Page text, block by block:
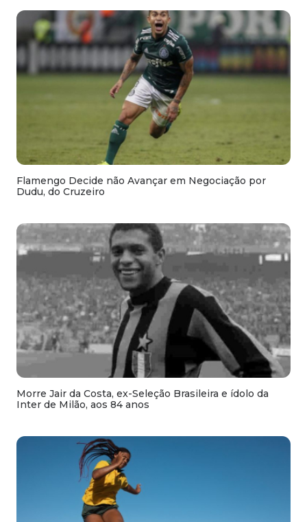
Flamengo Decide não Avançar em Negociação por
Dudu, do Cruzeiro
Morre Jair da Costa, ex-Seleção Brasileira e ídolo da
Inter de Milão, aos 84 anos